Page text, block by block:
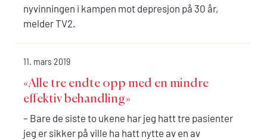
nyvinningen i kampen mot depresjon på 30 år,
melder TV2.
11. mars 2019
«Alle tre endte opp med en mindre
effektiv behandling»
– Bare de siste to ukene har jeg hatt tre pasienter
jeg er sikker på ville ha hatt nytte av en av